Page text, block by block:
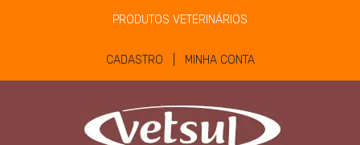
PRODUTOS VETERINÁRIOS
CADASTRO | MINHA CONTA